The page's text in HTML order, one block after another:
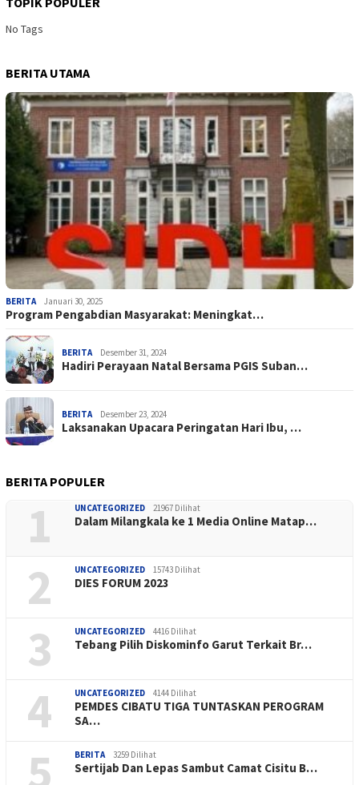
No Tags
BERITA UTAMA
BERITA Januari 30, 2025
Program Pengabdian Masyarakat: Meningkat…
BERITA Desember 31, 2024
Hadiri Perayaan Natal Bersama PGIS Suban…
BERITA Desember 23, 2024
Laksanakan Upacara Peringatan Hari Ibu, …
BERITA POPULER
1 UNCATEGORIZED 21967 Dilihat
Dalam Milangkala ke 1 Media Online Matap…
2 UNCATEGORIZED 15743 Dilihat
DIES FORUM 2023
3 UNCATEGORIZED 4416 Dilihat
Tebang Pilih Diskominfo Garut Terkait Br…
4 UNCATEGORIZED 4144 Dilihat
PEMDES CIBATU TIGA TUNTASKAN PEROGRAM
SA…
5 BERITA 3259 Dilihat
Sertijab Dan Lepas Sambut Camat Cisitu B…